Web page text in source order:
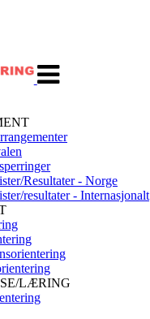
navigasjon
Resultater - Norge
resultater - Internasjonalt
LÆRING